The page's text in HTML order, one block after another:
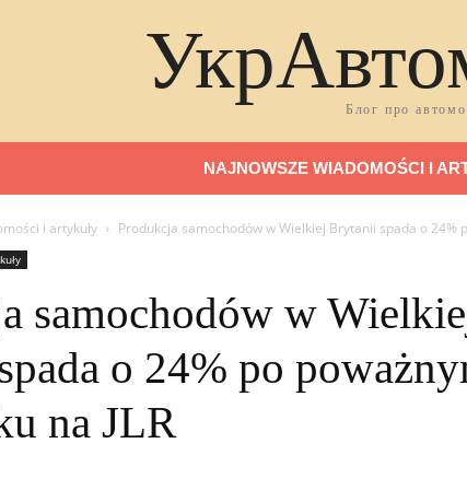
Блог про
NAJNOWSZE WIADOMOŚCI I
i artykuły Produkcja samochodów w Wielkiej Brytanii spada o 24%
samochodów w
o 24% po
na JLR